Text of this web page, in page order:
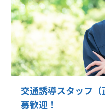
交通誘導スタッフ
募歓迎！